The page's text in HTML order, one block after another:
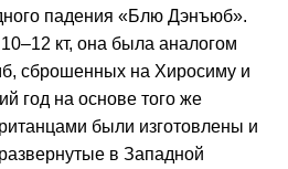
падения «Блю Дэнъюб».
кт, она была аналогом
сброшенных на Хиросиму и
год на основе того же
были изготовлены и
в Западной